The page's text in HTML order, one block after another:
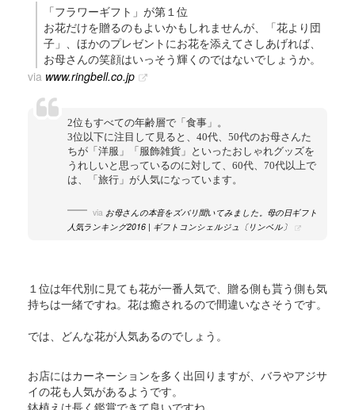
「フラワーギフト」が第１位
お花だけを贈るのもよいかもしれませんが、「花より団
子」、ほかのプレゼントにお花を添えてさしあげれば、
お母さんの笑顔はいっそう輝くのではないでしょうか。
via www.ringbell.co.jp
2位もすべての年齢層で「食事」。
3位以下に注目して見ると、40代、50代のお母さんた
ちが「洋服」「服飾雑貨」といったおしゃれグッズを
うれしいと思っているのに対して、60代、70代以上で
は、「旅行」が人気になっています。
via お母さんの本音をズバリ聞いてみました。母の日ギフト
人気ランキング2016 | ギフトコンシェルジュ〔リンベル〕
１位は年代別に見ても花が一番人気で、贈る側も貰う側も気
持ちは一緒ですね。花は癒されるので間違いなさそうです。
では、どんな花が人気あるのでしょう。
お店にはカーネーションを多く出回りますが、バラやアジサ
イの花も人気があるようです。